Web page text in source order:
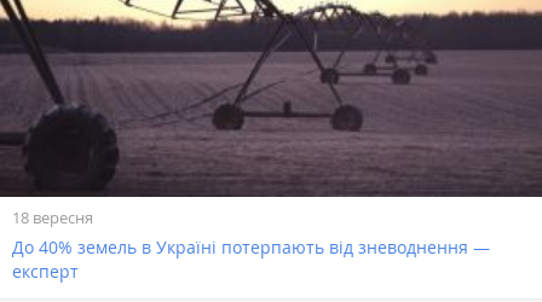
18 вересня
До 40% земель в Україні потерпають від зневоднення —
експерт